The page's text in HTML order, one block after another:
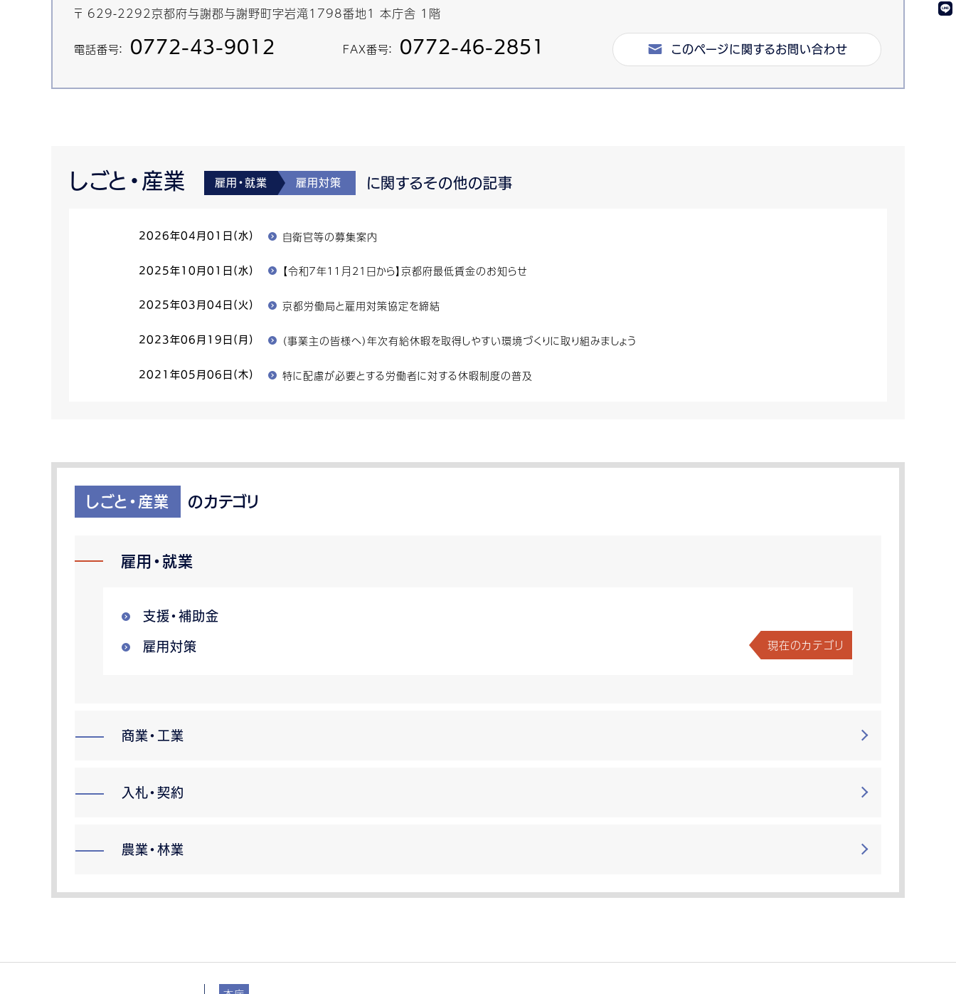
〒 629-2292京都府与謝郡与謝野町字岩滝1798番地1 本庁舎 1階
電話番号： 0772-43-9012 FAX番号： 0772-46-2851 このページに関するお問い合わせ
しごと・産業 雇用・就業 雇用対策 に関するその他の記事
2026年04月01日(水) 自衛官等の募集案内
2025年10月01日(水) 【令和７年１１月21日から】京都府最低賃金のお知らせ
2025年03月04日(火) 京都労働局と雇用対策協定を締結
2023年06月19日(月) （事業主の皆様へ）年次有給休暇を取得しやすい環境づくりに取り組みましょう
2021年05月06日(木) 特に配慮が必要とする労働者に対する休暇制度の普及
しごと・産業 のカテゴリ
雇用・就業
支援・補助金
雇用対策 現在のカテゴリ
商業・工業
入札・契約
農業・林業